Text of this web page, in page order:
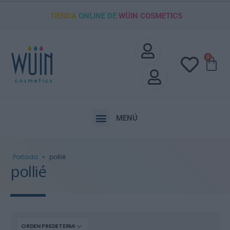
TIENDAONLINE DE WÜIN COSMETICS
0
MENÚ
Portada » pollié
pollié